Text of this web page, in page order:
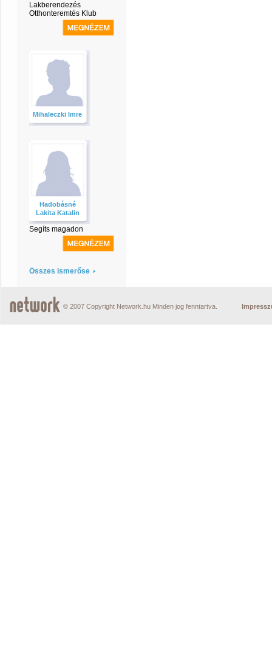
Lakberendezés
Otthonteremtés Klub
Mihaleczki Imre
Hadobásné
Lakita Katalin
Segíts magadon
Összes ismerőse
© 2007 Copyright Network.hu Minden jog fenntartva.